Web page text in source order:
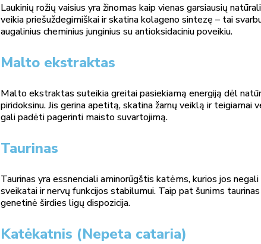
Laukinių rožių vaisius yra žinomas kaip vienas garsiausių
veikia priešuždegimiškai ir skatina kolageno sintezę – tai
augalinius cheminius junginius su antioksidaciniu poveikiu.
Malto ekstraktas
Malto ekstraktas suteikia greitai pasiekiamą energiją dėl
piridoksinu. Jis gerina apetitą, skatina žarnų veiklą ir
gali padėti pagerinti maisto suvartojimą.
Taurinas
Taurinas yra essnenciali aminorūgštis katėms, kurios jos
sveikatai ir nervų funkcijos stabilumui. Taip pat šunims
genetinė širdies ligų dispozicija.
Katėkatnis (Nepeta cataria)